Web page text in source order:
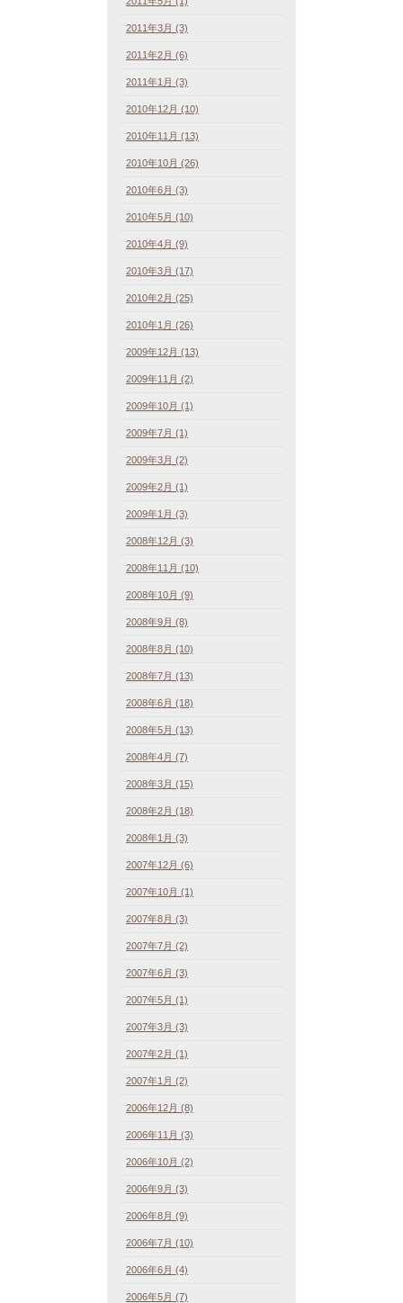
2011年3月 (3)
2011年2月 (6)
2011年1月 (3)
2010年12月 (10)
2010年11月 (13)
2010年10月 (26)
2010年6月 (3)
2010年5月 (10)
2010年4月 (9)
2010年3月 (17)
2010年2月 (25)
2010年1月 (26)
2009年12月 (13)
2009年11月 (2)
2009年10月 (1)
2009年7月 (1)
2009年3月 (2)
2009年2月 (1)
2009年1月 (3)
2008年12月 (3)
2008年11月 (10)
2008年10月 (9)
2008年9月 (8)
2008年8月 (10)
2008年7月 (13)
2008年6月 (18)
2008年5月 (13)
2008年4月 (7)
2008年3月 (15)
2008年2月 (18)
2008年1月 (3)
2007年12月 (6)
2007年10月 (1)
2007年8月 (3)
2007年7月 (2)
2007年6月 (3)
2007年5月 (1)
2007年3月 (3)
2007年2月 (1)
2007年1月 (2)
2006年12月 (8)
2006年11月 (3)
2006年10月 (2)
2006年9月 (3)
2006年8月 (9)
2006年7月 (10)
2006年6月 (4)
2006年5月 (7)